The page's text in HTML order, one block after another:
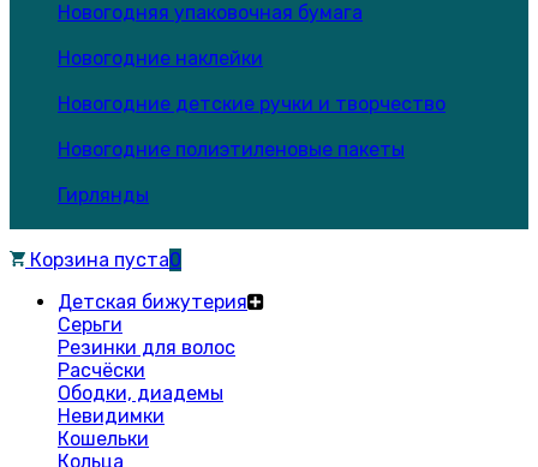
Новогодняя упаковочная бумага
Новогодние наклейки
Новогодние детские ручки и творчество
Новогодние полиэтиленовые пакеты
Гирлянды
Корзина пуста0
Детская бижутерия
Серьги
Резинки для волос
Расчёски
Ободки, диадемы
Невидимки
Кошельки
Кольца